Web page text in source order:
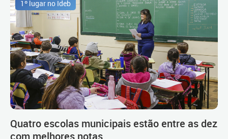
1º lugar no Ideb
Quatro escolas municipais estão entre as dez
com melhores notas